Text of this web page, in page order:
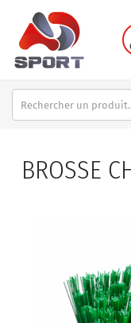
BROSSE